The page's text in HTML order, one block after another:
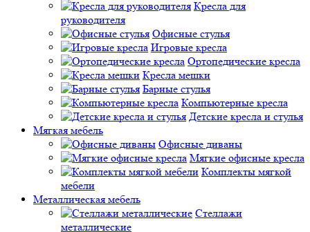
Кресла для
руководителя
Офисные стулья
Игровые кресла
Ортопедические кресла
Кресла мешки
Барные стулья
Компьютерные кресла
Детские кресла и стулья
Мягкая мебель
Офисные диваны
Мягкие офисные кресла
Комплекты мягкой
мебели
Металлическая мебель
Стеллажи
металлические